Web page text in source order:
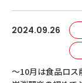
2024.09.26
～10月は食品ロス